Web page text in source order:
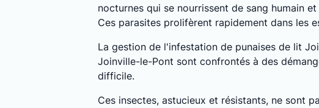
nocturnes qui se nourrissent de sang humain
Ces parasites prolifèrent rapidement dans les
La gestion de l'infestation de punaises de lit
Joinville-le-Pont sont confrontés à des
difficile.
Ces insectes, astucieux et résistants, ne sont